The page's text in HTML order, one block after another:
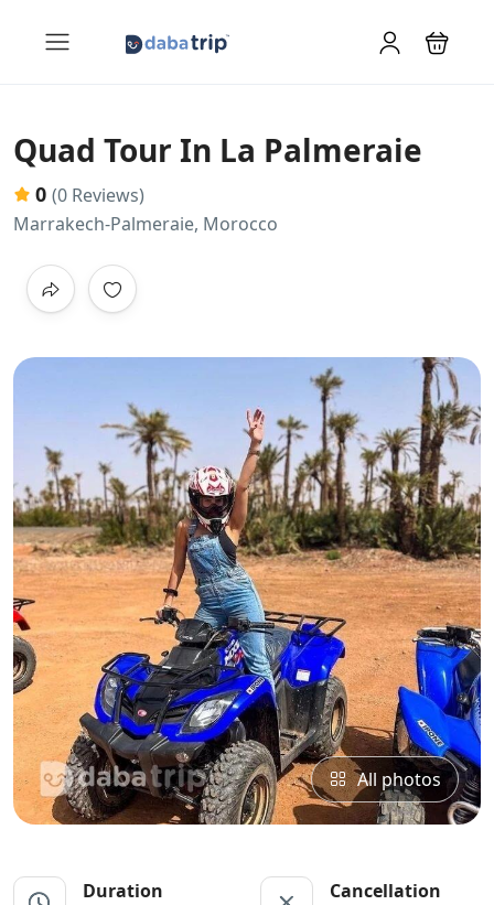
Quad Tour In La Palmeraie
0 (0 Reviews)
Marrakech-Palmeraie, Morocco
All photos
Duration Cancellation